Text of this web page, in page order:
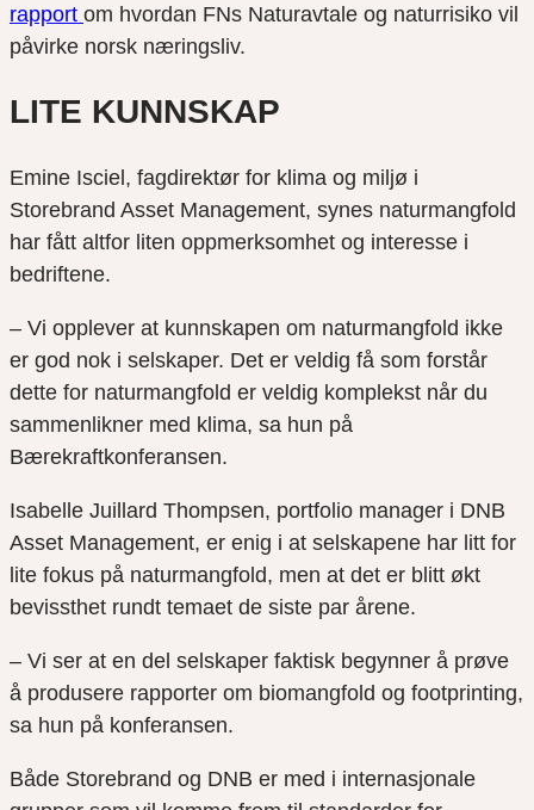
rapport om hvordan FNs Naturavtale og naturrisiko vil
påvirke norsk næringsliv.
LITE KUNNSKAP
Emine Isciel, fagdirektør for klima og miljø i
Storebrand Asset Management, synes naturmangfold
har fått altfor liten oppmerksomhet og interesse i
bedriftene.
– Vi opplever at kunnskapen om naturmangfold ikke
er god nok i selskaper. Det er veldig få som forstår
dette for naturmangfold er veldig komplekst når du
sammenlikner med klima, sa hun på
Bærekraftkonferansen.
Isabelle Juillard Thompsen, portfolio manager i DNB
Asset Management, er enig i at selskapene har litt for
lite fokus på naturmangfold, men at det er blitt økt
bevissthet rundt temaet de siste par årene.
– Vi ser at en del selskaper faktisk begynner å prøve
å produsere rapporter om biomangfold og footprinting,
sa hun på konferansen.
Både Storebrand og DNB er med i internasjonale